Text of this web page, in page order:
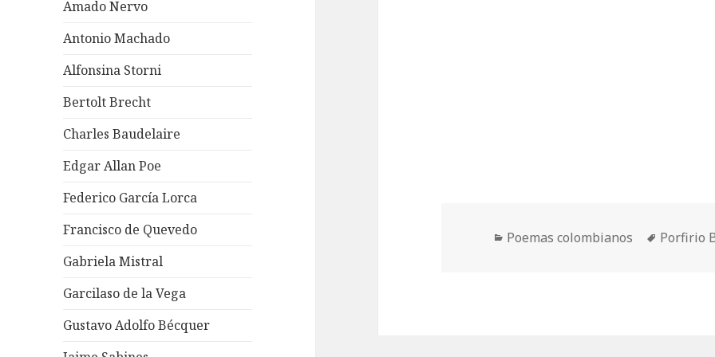
Amado Nervo
Antonio Machado
Alfonsina Storni
Bertolt Brecht
Charles Baudelaire
Edgar Allan Poe
Federico García Lorca
Francisco de Quevedo
Gabriela Mistral
Garcilaso de la Vega
Gustavo Adolfo Bécquer
Categorías
Poemas colombianos Etiquetas
Porfirio